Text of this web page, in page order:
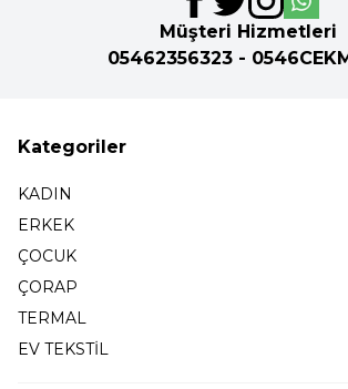
Müşteri Hizmetleri
05462356323 -
Kategoriler
KADIN
ERKEK
ÇOCUK
ÇORAP
TERMAL
EV TEKSTİL